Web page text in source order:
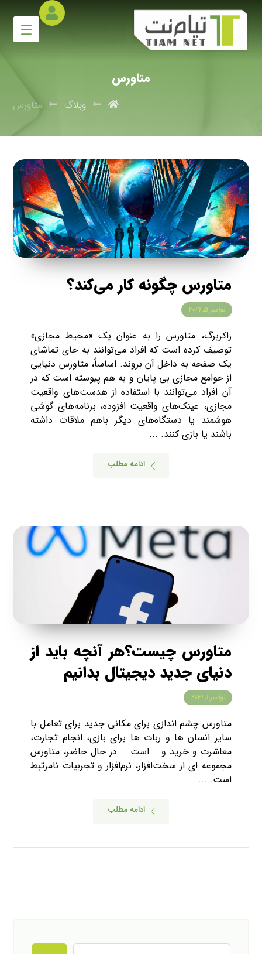
متاورس
وبلاگ متاورس
متاورس چگونه کار می‌کند؟
نوامبر ۵, ۲۰۲۱
زاکربرگ، متاورس را به عنوان یک «محیط مجازی»
توصیف کرده است که افراد می‌توانند به جای تماشای
یک صفحه به داخل آن بروند. اساساً، متاورس دنیایی
از جوامع مجازی بی پایان و به هم پیوسته است که در
آن افراد می‌توانند با استفاده از هدست‌های واقعیت
مجازی، عینک‌های واقعیت افزوده، برنامه‌های گوشی
هوشمند یا دستگاه‌های دیگر باهم ملاقات داشته
باشند یا بازی کنند. ...
ادامه مطلب
متاورس چیست؟هر آنچه باید از
دنیای جدید دیجیتال بدانیم
نوامبر ۱, ۲۰۲۱
متاورس چشم اندازی برای مکانی جدید برای تعامل با
سایر انسان ها و ربات ها برای بازی، انجام تجارت،
معاشرت و خرید و... است. . در حال حاضر، متاورس
مجموعه ای از سخت‌افزار، نرم‌افزار و تجربیات نامرتبط
است. ...
ادامه مطلب